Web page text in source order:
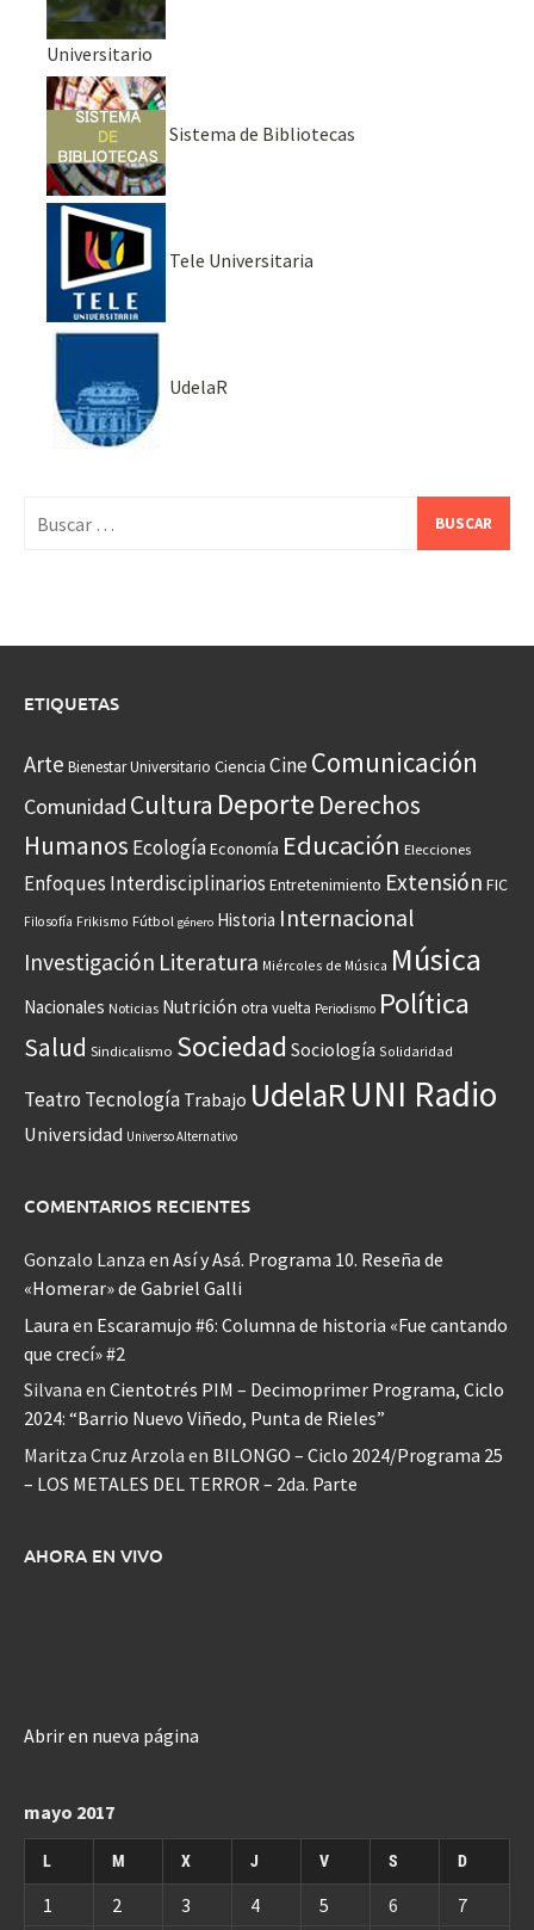
Universitario
Sistema de Bibliotecas
Tele Universitaria
UdelaR
ETIQUETAS
Arte Bienestar Universitario Ciencia CineComunicación
Comunidad Cultura Deporte Derechos
Humanos EcologíaEconomía Educación Elecciones
Enfoques Interdisciplinarios Entretenimiento Extensión FIC
Filosofía Frikismo Fútbol género Historia Internacional
Investigación Literatura Miércoles de Música Música
Nacionales Noticias Nutrición otra vuelta Periodismo Política
Salud Sindicalismo Sociedad Sociología Solidaridad
Teatro Tecnología Trabajo UdelaRUNI Radio
Universidad Universo Alternativo
COMENTARIOS RECIENTES
Gonzalo Lanza en Así y Asá. Programa 10. Reseña de
«Homerar» de Gabriel Galli
Laura en Escaramujo #6: Columna de historia «Fue cantando
que crecí» #2
Silvana en Cientotrés PIM – Decimoprimer Programa, Ciclo
2024: “Barrio Nuevo Viñedo, Punta de Rieles”
Maritza Cruz Arzola en BILONGO – Ciclo 2024/Programa 25
– LOS METALES DEL TERROR – 2da. Parte
AHORA EN VIVO
Abrir en nueva página
mayo 2017
L M X J V S D
1 2 3 4 5 6 7